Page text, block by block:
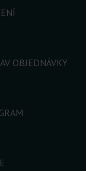
OBJEDNÁVKY